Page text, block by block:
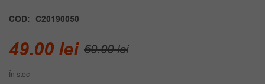
COD: C20190050
60.00leiPrețul
49.00 lei
Prețul
În stoc